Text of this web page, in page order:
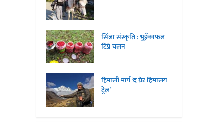
सिंजा संस्कृति : भुइँकाफल
टिप्ने चलन
हिमाली मार्ग ‘द ग्रेट हिमालय
ट्रेल’